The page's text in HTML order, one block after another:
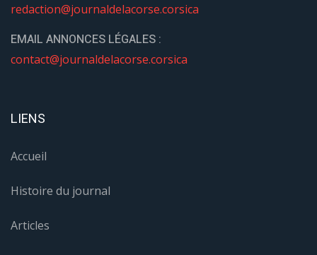
redaction@journaldelacorse.corsica
EMAIL ANNONCES LÉGALES :
contact@journaldelacorse.corsica
LIENS
Accueil
Histoire du journal
Articles